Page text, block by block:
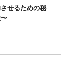
せるための秘